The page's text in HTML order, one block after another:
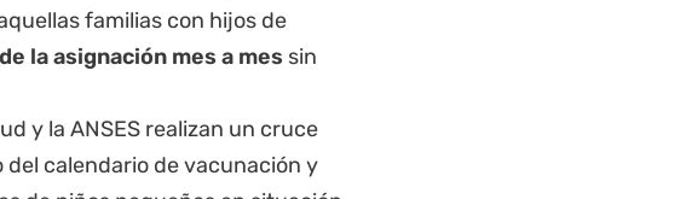
familias con hijos de
la asignación mes a mes sin
y la ANSES realizan un cruce
calendario de vacunación y